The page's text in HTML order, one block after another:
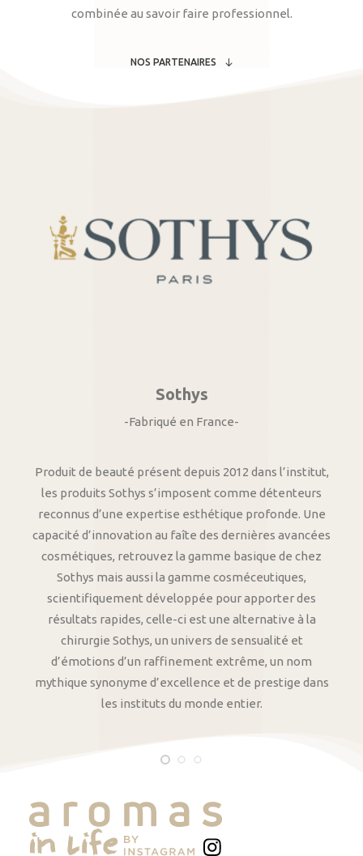
combinée au savoir faire professionnel.
NOS PARTENAIRES
Sothys
-Fabriqué en France-
Produit de beauté présent depuis 2012 dans l’institut,
les produits Sothys s’imposent comme détenteurs
reconnus d’une expertise esthétique profonde. Une
capacité d’innovation au faîte des dernières avancées
cosmétiques, retrouvez la gamme basique de chez
Sothys mais aussi la gamme cosméceutiques,
scientifiquement développée pour apporter des
résultats rapides, celle-ci est une alternative à la
chirurgie Sothys, un univers de sensualité et
d’émotions d’un raffinement extrême, un nom
mythique synonyme d’excellence et de prestige dans
les instituts du monde entier.